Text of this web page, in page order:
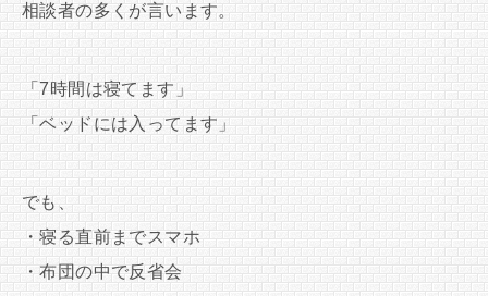
相談者の多くが言います。
「7時間は寝てます」
「ベッドには入ってます」
でも、
・寝る直前までスマホ
・布団の中で反省会